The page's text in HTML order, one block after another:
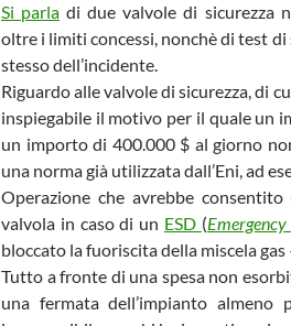
Si parla di due valvole di sicurezza
oltre i limiti concessi, nonchè di test
stesso dell’incidente.
Riguardo alle valvole di sicurezza, di
inspiegabile il motivo per il quale un
un importo di 400.000 $ al giorno
una norma già utilizzata dall’Eni, ad
Operazione che avrebbe
valvola in caso di un ESD (
bloccato la fuoriscita della miscela
Tutto a fronte di una spesa non
una fermata dell’impianto